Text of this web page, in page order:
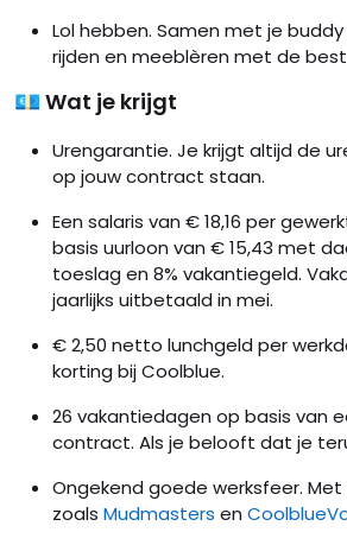
Lol hebben. Samen met je
rijden en meeblèren met de
💶 Wat je krijgt
Urengarantie. Je krijgt altijd de
op jouw contract staan.
Een salaris van € 18,16 per
basis uurloon van € 15,43 met
toeslag en 8% vakantiegeld.
jaarlijks uitbetaald in mei.
€ 2,50 netto lunchgeld per
korting bij Coolblue.
26 vakantiedagen op basis van
contract. Als je belooft dat je
Ongekend goede werksfeer.
zoals Mudmasters en